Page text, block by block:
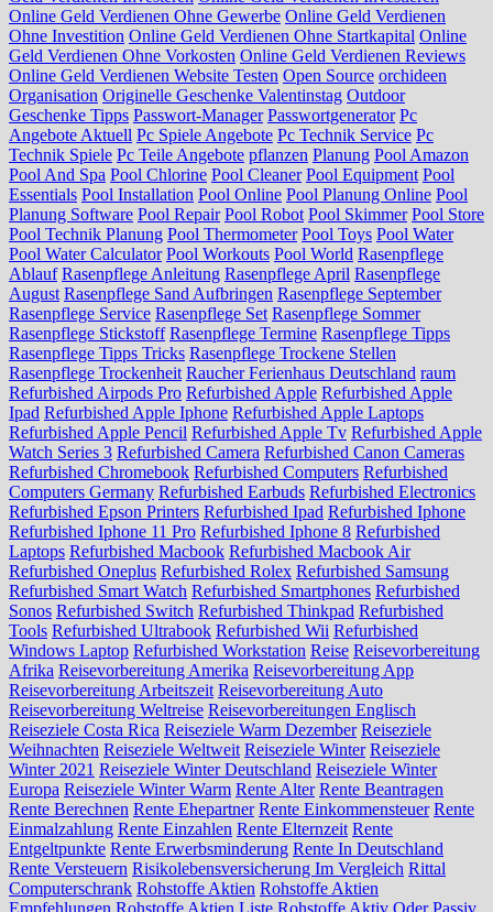
Online Geld Verdienen Ohne Gewerbe Online Geld Verdienen
Ohne Investition Online Geld Verdienen Ohne Startkapital Online
Geld Verdienen Ohne Vorkosten Online Geld Verdienen Reviews
Online Geld Verdienen Website Testen Open Source orchideen
Organisation Originelle Geschenke Valentinstag Outdoor
Geschenke Tipps Passwort-Manager Passwortgenerator Pc
Angebote Aktuell Pc Spiele Angebote Pc Technik Service Pc
Technik Spiele Pc Teile Angebote pflanzen Planung Pool Amazon
Pool And Spa Pool Chlorine Pool Cleaner Pool Equipment Pool
Essentials Pool Installation Pool Online Pool Planung Online Pool
Planung Software Pool Repair Pool Robot Pool Skimmer Pool Store
Pool Technik Planung Pool Thermometer Pool Toys Pool Water
Pool Water Calculator Pool Workouts Pool World Rasenpflege
Ablauf Rasenpflege Anleitung Rasenpflege April Rasenpflege
August Rasenpflege Sand Aufbringen Rasenpflege September
Rasenpflege Service Rasenpflege Set Rasenpflege Sommer
Rasenpflege Stickstoff Rasenpflege Termine Rasenpflege Tipps
Rasenpflege Tipps Tricks Rasenpflege Trockene Stellen
Rasenpflege Trockenheit Raucher Ferienhaus Deutschland raum
Refurbished Airpods Pro Refurbished Apple Refurbished Apple
Ipad Refurbished Apple Iphone Refurbished Apple Laptops
Refurbished Apple Pencil Refurbished Apple Tv Refurbished Apple
Watch Series 3 Refurbished Camera Refurbished Canon Cameras
Refurbished Chromebook Refurbished Computers Refurbished
Computers Germany Refurbished Earbuds Refurbished Electronics
Refurbished Epson Printers Refurbished Ipad Refurbished Iphone
Refurbished Iphone 11 Pro Refurbished Iphone 8 Refurbished
Laptops Refurbished Macbook Refurbished Macbook Air
Refurbished Oneplus Refurbished Rolex Refurbished Samsung
Refurbished Smart Watch Refurbished Smartphones Refurbished
Sonos Refurbished Switch Refurbished Thinkpad Refurbished
Tools Refurbished Ultrabook Refurbished Wii Refurbished
Windows Laptop Refurbished Workstation Reise Reisevorbereitung
Afrika Reisevorbereitung Amerika Reisevorbereitung App
Reisevorbereitung Arbeitszeit Reisevorbereitung Auto
Reisevorbereitung Weltreise Reisevorbereitungen Englisch
Reiseziele Costa Rica Reiseziele Warm Dezember Reiseziele
Weihnachten Reiseziele Weltweit Reiseziele Winter Reiseziele
Winter 2021 Reiseziele Winter Deutschland Reiseziele Winter
Europa Reiseziele Winter Warm Rente Alter Rente Beantragen
Rente Berechnen Rente Ehepartner Rente Einkommensteuer Rente
Einmalzahlung Rente Einzahlen Rente Elternzeit Rente
Entgeltpunkte Rente Erwerbsminderung Rente In Deutschland
Rente Versteuern Risikolebensversicherung Im Vergleich Rittal
Computerschrank Rohstoffe Aktien Rohstoffe Aktien
Empfehlungen Rohstoffe Aktien Liste Rohstoffe Aktiv Oder Passiv